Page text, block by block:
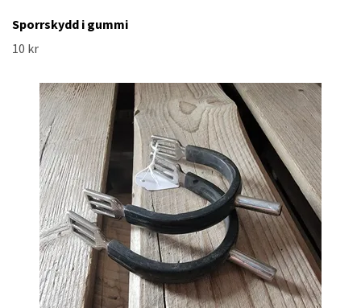
Sporrskydd i gummi
10 kr